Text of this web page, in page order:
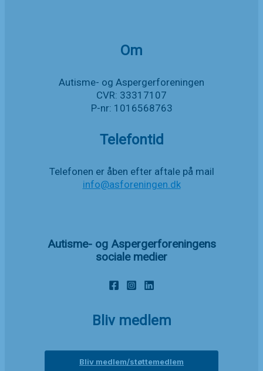
Om
Autisme- og Aspergerforeningen
CVR: 33317107
P-nr: 1016568763
Telefontid
Telefonen er åben efter aftale på mail
info@asforeningen.dk
Autisme- og Aspergerforeningens
sociale medier
Bliv medlem
Bliv medlem/støttemedlem